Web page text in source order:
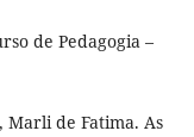
de Pedagogia –
Marli de Fatima. As